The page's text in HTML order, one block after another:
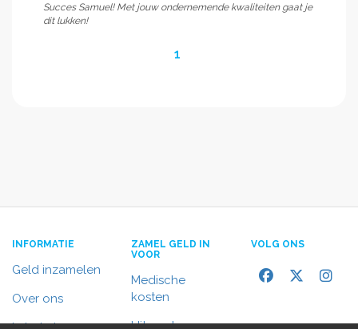
Succes Samuel! Met jouw ondernemende kwaliteiten gaat je
dit lukken!
1
INFORMATIE
Geld inzamelen
Over ons
ZAMEL GELD IN
VOOR
Medische
kosten
Uitvaart
VOLG ONS